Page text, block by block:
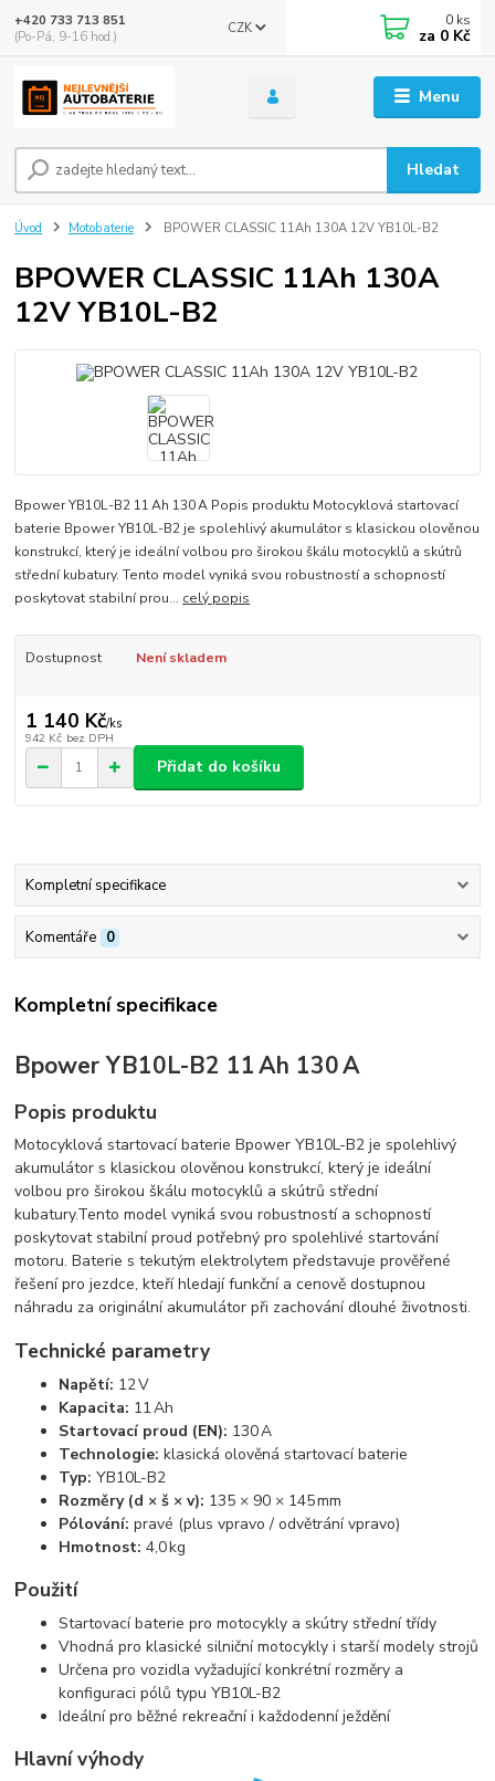
Menu
CZK
Hledat
+420 733 713 851
(Po-Pá, 9-16 hod.)
0 ks
za 0 Kč
Úvod Motobaterie BPOWER CLASSIC 11Ah 130A 12V YB10L-B2
BPOWER CLASSIC 11Ah 130A
12V YB10L-B2
Bpower YB10L-B2 11 Ah 130 A Popis produktu Motocyklová startovací
baterie Bpower YB10L-B2 je spolehlivý akumulátor s klasickou olověnou
konstrukcí, který je ideální volbou pro širokou škálu motocyklů a skútrů
střední kubatury. Tento model vyniká svou robustností a schopností
poskytovat stabilní prou... celý popis
Dostupnost Není skladem
1 140 Kč/ks
942 Kč bez DPH
Přidat do košíku
Kompletní specifikace
Komentáře 0
Kompletní specifikace
Bpower YB10L-B2 11 Ah 130 A
Popis produktu
Motocyklová startovací baterie Bpower YB10L-B2 je spolehlivý
akumulátor s klasickou olověnou konstrukcí, který je ideální
volbou pro širokou škálu motocyklů a skútrů střední
kubatury.Tento model vyniká svou robustností a schopností
poskytovat stabilní proud potřebný pro spolehlivé startování
motoru. Baterie s tekutým elektrolytem představuje prověřené
řešení pro jezdce, kteří hledají funkční a cenově dostupnou
náhradu za originální akumulátor při zachování dlouhé životnosti.
Technické parametry
Napětí: 12 V
Kapacita: 11 Ah
Startovací proud (EN): 130 A
Technologie: klasická olověná startovací baterie
Typ: YB10L-B2
Rozměry (d × š × v): 135 × 90 × 145 mm
Pólování: pravé (plus vpravo / odvětrání vpravo)
Hmotnost: 4,0 kg
Použití
Startovací baterie pro motocykly a skútry střední třídy
Vhodná pro klasické silniční motocykly i starší modely strojů
Určena pro vozidla vyžadující konkrétní rozměry a
konfiguraci pólů typu YB10L-B2
Ideální pro běžné rekreační i každodenní ježdění
Hlavní výhody